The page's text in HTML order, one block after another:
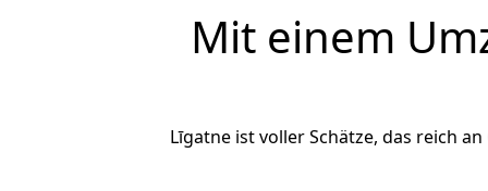
Mit einem
Līgatne ist voller Schätze, das reich